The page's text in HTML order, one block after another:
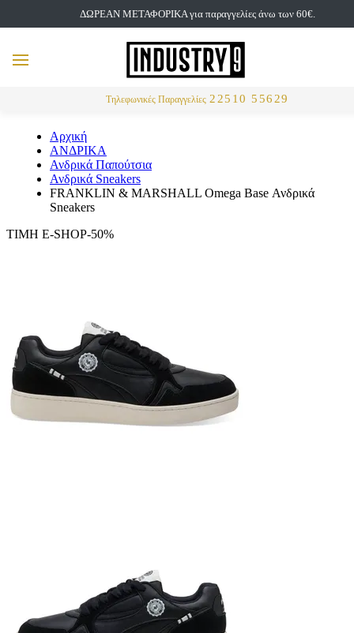
ΔΩΡΕΑΝ ΜΕΤΑΦΟΡΙΚΑ για παραγγελίες άνω των 60€.
Τηλεφωνικές Παραγγελίες 22510 55629
MENU
Αρχική
ΑΝΔΡΙΚΑ
Ανδρικά Παπούτσια
Ανδρικά Sneakers
FRANKLIN & MARSHALL Omega Base Ανδρικά
Sneakers
ΤΙΜΗ E-SHOP-50%